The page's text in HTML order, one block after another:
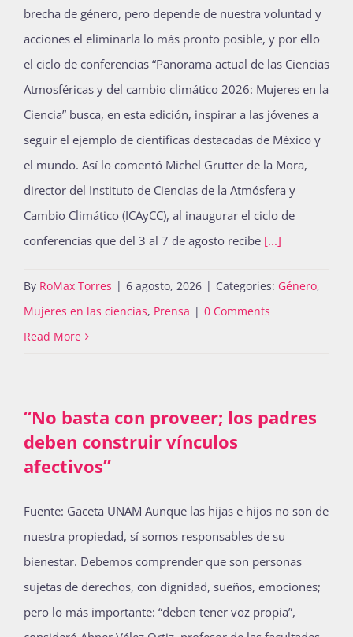
brecha de género, pero depende de nuestra voluntad y
acciones el eliminarla lo más pronto posible, y por ello
el ciclo de conferencias “Panorama actual de las Ciencias
Atmosféricas y del cambio climático 2026: Mujeres en la
Ciencia” busca, en esta edición, inspirar a las jóvenes a
seguir el ejemplo de científicas destacadas de México y
el mundo. Así lo comentó Michel Grutter de la Mora,
director del Instituto de Ciencias de la Atmósfera y
Cambio Climático (ICAyCC), al inaugurar el ciclo de
conferencias que del 3 al 7 de agosto recibe [...]
By RoMax Torres | 6 agosto, 2026 | Categories: Género,
Mujeres en las ciencias, Prensa | 0 Comments
Read More
“No basta con proveer; los padres
deben construir vínculos
afectivos”
Fuente: Gaceta UNAM Aunque las hijas e hijos no son de
nuestra propiedad, sí somos responsables de su
bienestar. Debemos comprender que son personas
sujetas de derechos, con dignidad, sueños, emociones;
pero lo más importante: “deben tener voz propia”,